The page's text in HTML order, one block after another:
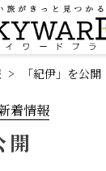
「紀伊」を公開
着情報
開